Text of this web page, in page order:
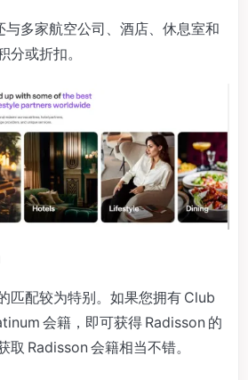
多家航空公司、酒店、休息室和
分或折扣。
匹配较为特别。如果您拥有 Club
会籍，即可获得 Radisson 的
取 Radisson 会籍相当不错。